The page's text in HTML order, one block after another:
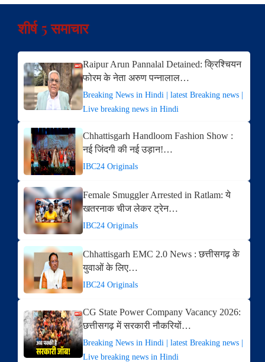
शीर्ष 5 समाचार
Raipur Arun Pannalal Detained: क्रिश्चियन
फोरम के नेता अरुण पन्नालाल…
Breaking News in Hindi | latest Breaking news |
Live breaking news in Hindi
Chhattisgarh Handloom Fashion Show :
नई जिंदगी की नई उड़ान!…
IBC24 Originals
Female Smuggler Arrested in Ratlam: ये
खतरनाक चीज लेकर ट्रेन…
IBC24 Originals
Chhattisgarh EMC 2.0 News : छत्तीसगढ़ के
युवाओं के लिए…
IBC24 Originals
CG State Power Company Vacancy 2026:
छत्तीसगढ़ में सरकारी नौकरियों…
Breaking News in Hindi | latest Breaking news |
Live breaking news in Hindi